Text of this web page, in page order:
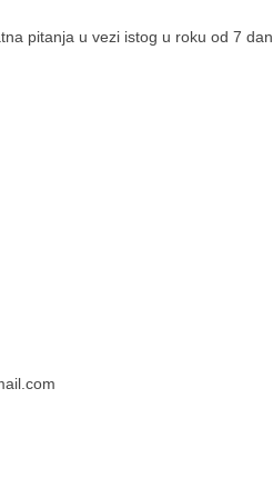
pitanja u vezi istog u roku od 7